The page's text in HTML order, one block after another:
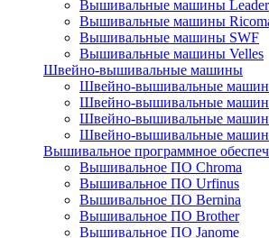
Вышивальные машины Leader
Вышивальные машины
Вышивальные машины SWF
Вышивальные машины Velles
Швейно-вышивальные машины
Швейно-вышивальные
Швейно-вышивальные
Швейно-вышивальные
Швейно-вышивальные
Вышивальное программное
Вышивальное ПО Chroma
Вышивальное ПО Urfinus
Вышивальное ПО Bernina
Вышивальное ПО Brother
Вышивальное ПО Janome